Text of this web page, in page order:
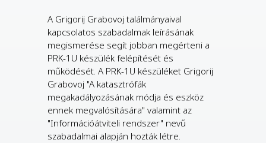
A Grigorij Grabovoj találmányaival
kapcsolatos szabadalmak leírásának
megismerése segít jobban megérteni a
PRK-1U készülék felépítését és
működését. A PRK-1U készüléket Grigorij
Grabovoj "A katasztrófák
megakadályozásának módja és eszköz
ennek megvalósítására" valamint az
"Információátviteli rendszer" nevű
szabadalmai alapján hozták létre.